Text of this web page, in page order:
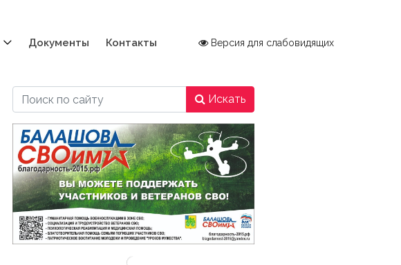
Документы Контакты Версия для слабовидящих
Искать